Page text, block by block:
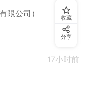
限公司）
17小时前
收藏
分享